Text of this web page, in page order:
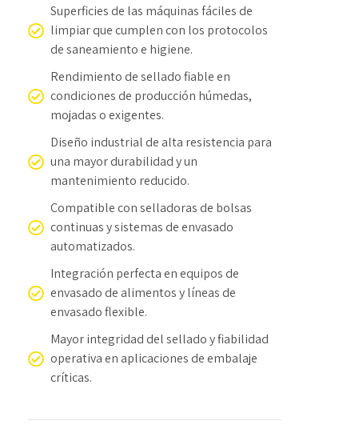
Superficies de las máquinas fáciles de
limpiar que cumplen con los protocolos
de saneamiento e higiene.
Rendimiento de sellado fiable en
condiciones de producción húmedas,
mojadas o exigentes.
Diseño industrial de alta resistencia para
una mayor durabilidad y un
mantenimiento reducido.
Compatible con selladoras de bolsas
continuas y sistemas de envasado
automatizados.
Integración perfecta en equipos de
envasado de alimentos y líneas de
envasado flexible.
Mayor integridad del sellado y fiabilidad
operativa en aplicaciones de embalaje
críticas.